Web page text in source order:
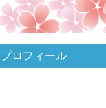
プロフィール